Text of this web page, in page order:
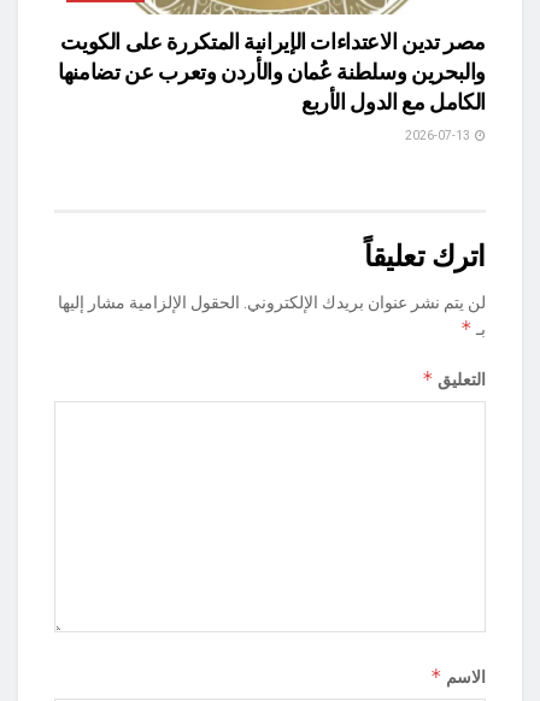
مصر تدين الاعتداءات الإيرانية المتكررة على الكويت
والبحرين وسلطنة عُمان والأردن وتعرب عن تضامنها
الكامل مع الدول الأربع
اترك تعليقاً
لن يتم نشر عنوان بريدك الإلكتروني. الحقول الإلزامية مشار إليها
بـ *
التعليق *
الاسم *